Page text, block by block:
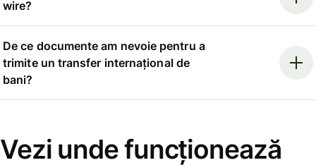
wire?
De ce documente am nevoie pentru a
trimite un transfer internațional de
bani?
Vezi unde funcționează